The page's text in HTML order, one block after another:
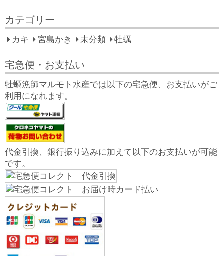
カテゴリー
カキ 宮島かき 未分類 牡蠣
宅急便・お支払い
牡蠣漁師マルモト水産では以下の宅急便、お支払いがご
利用になれます。
代金引換、銀行振り込みに加えて以下のお支払いが可能
です。